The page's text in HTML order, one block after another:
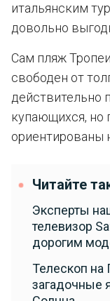
итальянским
довольно
Сам пляж
свободен от
действительно
купающихся, но
ориентированы
Читайте
Эксперты
телевизор
дорогим
Телескоп на
загадочные